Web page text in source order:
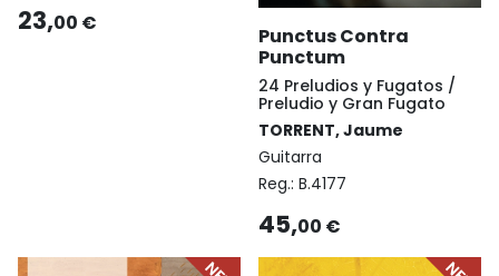
23,00 €
Punctus Contra
Punctum
24 Preludios y Fugatos /
Preludio y Gran Fugato
TORRENT, Jaume
Guitarra
Reg.: B.4177
45,00 €